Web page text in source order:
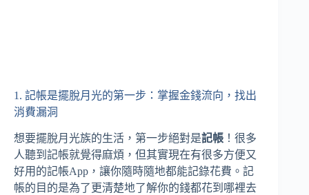
1. 記帳是擺脫月光的第一步：掌握金錢流向，找出
消費漏洞
想要擺脫月光族的生活，第一步絕對是記帳 ！很多
人聽到記帳就覺得麻煩，但其實現在有很多方便又
好用的記帳App，讓你隨時隨地都能記錄花費。記
帳的目的是為了更清楚地了解你的錢都花到哪裡去